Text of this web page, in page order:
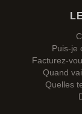
Puis-je
Facturez-
Quand
Quelles